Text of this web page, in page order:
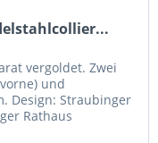
vergoldet. Zwei
und
Design: Straubinger
Rathaus